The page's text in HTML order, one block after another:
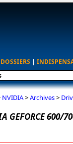
DOSSIERS |
NVIDIA>Archives>
GEFORCE 600/